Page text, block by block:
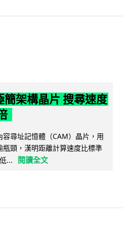
架構晶片 搜尋速度
尋址記憶體（CAM）晶片，用
頸，漢明距離計算速度比標準
...
閱讀全文